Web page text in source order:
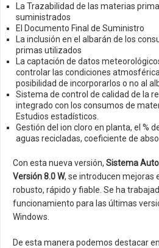
La Trazabilidad de las materias
suministrados
El Documento Final de Suministro
La inclusión en el albarán de los
primas utilizados
La captación de datos
controlar las condiciones
posibilidad de incorporarlos o no al
Sistema de control de calidad de la
integrado con los consumos de
Estudios estadísticos.
Gestión del ion cloro en planta, el %
aguas recicladas, coeficiente de
Con esta nueva versión, Sistema
Versión 8.0 W, se introducen mejoras
robusto, rápido y fiable. Se ha
funcionamiento para las últimas
Windows.
De esta manera podemos destacar